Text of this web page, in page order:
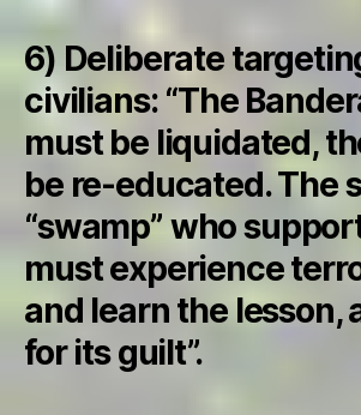
6) Deliberate
civilians: “The
must be liquidated,
be re-educated. The
“swamp” who
must experience
and learn the lesson,
for its guilt”.